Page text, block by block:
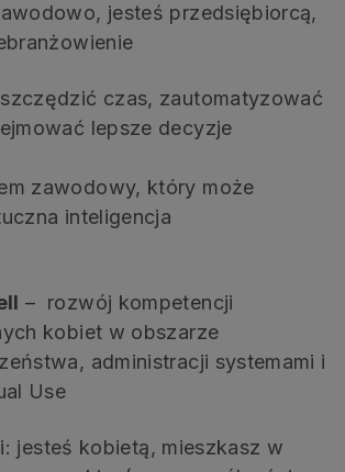
jesteś przedsiębiorcą,
czas, zautomatyzować
lepsze decyzje
zawodowy, który może
inteligencja
– rozwój kompetencji
kobiet w obszarze
administracji systemami i
Use
jesteś kobietą, mieszkasz w